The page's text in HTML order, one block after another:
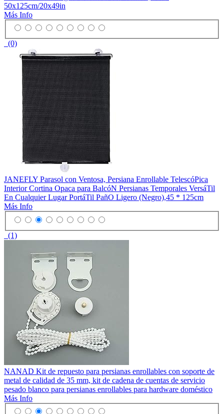
50x125cm/20x49in
Más Info
(0)
JANEFLY Parasol con Ventosa, Persiana Enrollable TelescóPica
Interior Cortina Opaca para BalcóN Persianas Temporales VersáTil
En Cualquier Lugar PortáTil PañO Ligero (Negro),45 * 125cm
Más Info
(1)
NANAD Kit de repuesto para persianas enrollables con soporte de
metal de calidad de 35 mm, kit de cadena de cuentas de servicio
pesado blanco para persianas enrollables para hardware doméstico
Más Info